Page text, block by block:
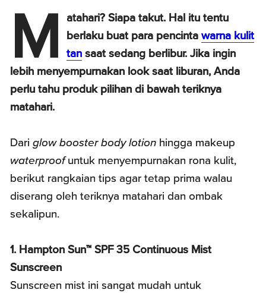
M
atahari? Siapa takut. Hal itu tentu
berlaku buat para pencintawarna kulit
tan saat sedang berlibur. Jika ingin
lebih menyempurnakan look saat liburan, Anda
perlu tahu produk pilihan di bawah teriknya
matahari.
Dari glow booster body lotion hingga makeup
waterproofuntuk menyempurnakan rona kulit,
berikut rangkaian tips agar tetap prima walau
diserang oleh teriknya matahari dan ombak
sekalipun.
1. Hampton Sun™ SPF 35 Continuous Mist
Sunscreen
Sunscreen mist ini sangat mudah untuk